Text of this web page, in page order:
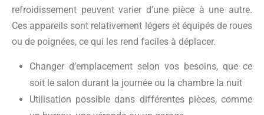
refroidissement peuvent varier d’une pièce à une autre.
Ces appareils sont relativement légers et équipés de roues
ou de poignées, ce qui les rend faciles à déplacer.
Changer d’emplacement selon vos besoins, que ce
soit le salon durant la journée ou la chambre la nuit
Utilisation possible dans différentes pièces, comme